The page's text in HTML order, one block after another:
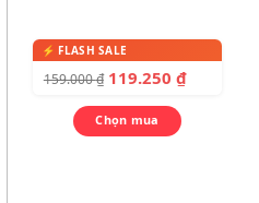
159.000₫ 119.250 ₫
Chọn mua